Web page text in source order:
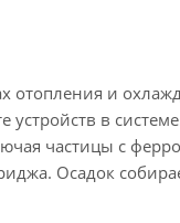
отопления и
устройств в
частицы с
Осадок